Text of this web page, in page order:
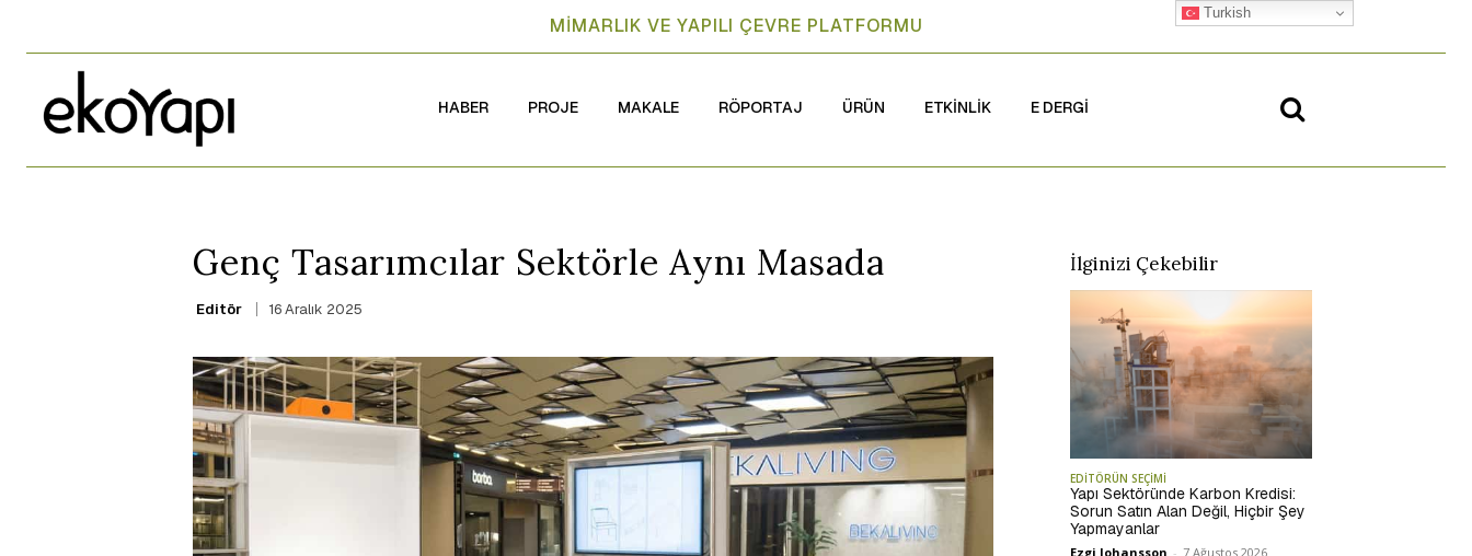
MİMARLIK VE YAPILI ÇEVRE PLATFORMU
HABER PROJE MAKALE RÖPORTAJ ÜRÜN ETKİNLİK E DERGİ
Genç Tasarımcılar Sektörle Aynı Masada
Editör 16 Aralık 2025
İlginizi Çekebilir
EDİTÖRÜN SEÇİMİ
Yapı Sektöründe Karbon Kredisi:
Sorun Satın Alan Değil, Hiçbir Şey
Yapmayanlar
Ezgi Johansson - 7 Ağustos 2026
Turkish